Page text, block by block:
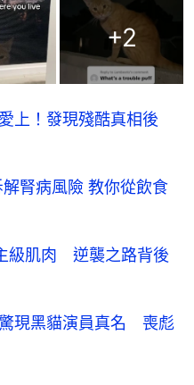
+2
上！發現殘酷真相後
腎病風險 教你從飲食
級肌肉 逆襲之路背後
驚現黑貓演員真名 喪彪